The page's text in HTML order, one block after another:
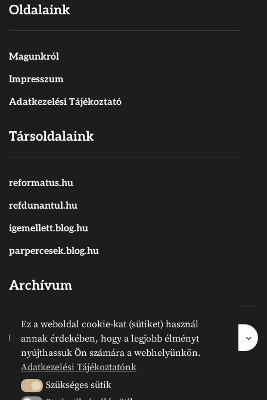
Oldalaink
Magunkról
Impresszum
Adatkezelési Tájékoztató
Társoldalaink
reformatus.hu
refdunantul.hu
igemellett.blog.hu
parpercesek.blog.hu
Archívum
Archívum
Hónap kijelölése
Archívum
2024 © Megvanirva.hu - Minden jog
Ez a weboldal cookie-kat (sütiket) használ
annak érdekében, hogy a legjobb élményt
nyújthassuk Ön számára a webhelyünkön.
Adatkezelési Tájékoztatónk
Szükséges sütik
Szükséges sütik